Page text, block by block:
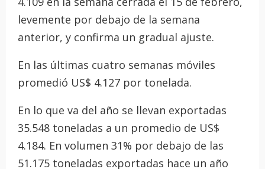
levemente por debajo de la semana
anterior, y confirma un gradual ajuste.
En las últimas cuatro semanas móviles
promedió US$ 4.127 por tonelada.
En lo que va del año se llevan exportadas
35.548 toneladas a un promedio de US$
4.184. En volumen 31% por debajo de las
51.175 toneladas exportadas hace un año